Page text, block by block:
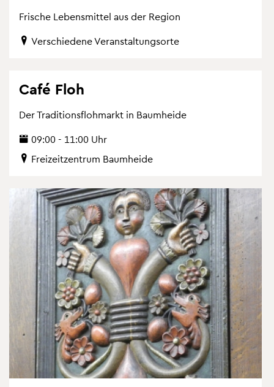
Fri­sche Le­bens­mit­tel aus der Re­gi­on
Ver­schie­de­ne Ver­an­stal­tungs­or­te
Café Floh
Der Tra­di­ti­ons­floh­markt in Baum­hei­de
09:00 - 11:00 Uhr
Frei­zeit­zen­trum Baum­hei­de